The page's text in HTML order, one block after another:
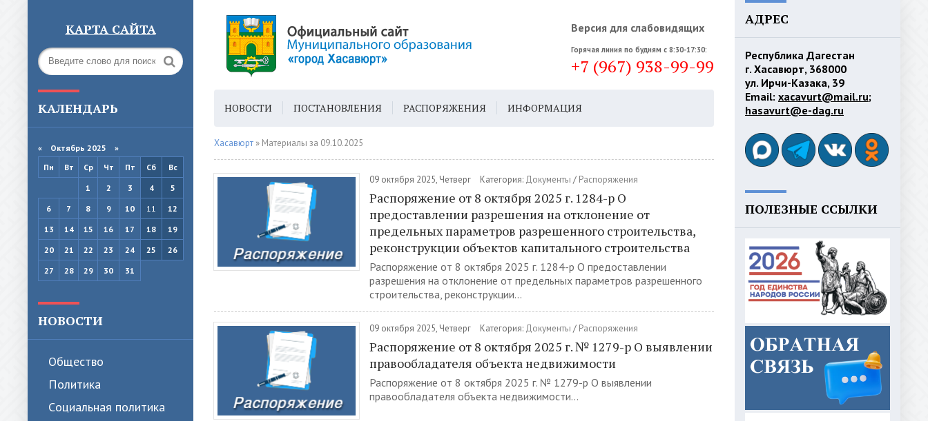
КАРТА САЙТА Версия для слабовидящих
Горячая линия по будням с 8:30-17:30:
+7 (967) 938-99-99
КАЛЕНДАРЬ
« Октябрь 2025 »
Пн
Вт Ср Чт Пт Сб
Вс
1
2 3 4
5
6
7 8 9 10 11
12
13
14 15 16 17 18
19
20
21 22 23 24 25
26
27
28 29 30 31
НОВОСТИ
Общество
Политика
Cоциальная политика
НОВОСТИ ПОСТАНОВЛЕНИЯ РАСПОРЯЖЕНИЯ ИНФОРМАЦИЯ
ГОРОДСКАЯ СРЕДА ГЕН. ПЛАН
Хасавюрт » Материалы за 09.10.2025
09 октября 2025, Четверг Категория: Документы / Распоряжения
Распоряжение от 8 октября 2025 г. 1284-р О
предоставлении разрешения на отклонение от
предельных параметров разрешенного строительства,
реконструкции объектов капитального строительства
Распоряжение от 8 октября 2025 г. 1284-р О предоставлении
разрешения на отклонение от предельных параметров разрешенного
строительства, реконструкции...
09 октября 2025, Четверг Категория: Документы / Распоряжения
Распоряжение от 8 октября 2025 г. № 1279-р О выявлении
правообладателя объекта недвижимости
Распоряжение от 8 октября 2025 г. № 1279-р О выявлении
правообладателя объекта недвижимости...
АДРЕС
Республика Дагестан
г. Хасавюрт, 368000
ул. Ирчи-Казака, 39
Email: xacavurt@mail.ru;
hasavurt@e-dag.ru
ПОЛЕЗНЫЕ ССЫЛКИ